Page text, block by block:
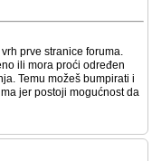
prve stranice foruma.
ili mora proći određen
Temu možeš bumpirati i
jer postoji mogućnost da